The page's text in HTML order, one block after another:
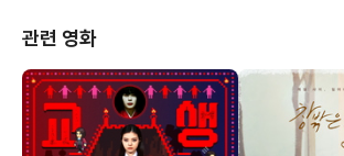
관련 영화